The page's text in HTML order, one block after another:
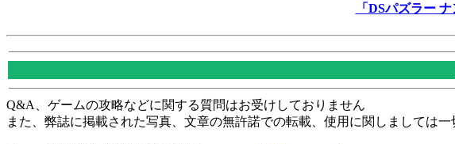
「DSパズラー
Q&A、ゲームの攻略などに関する質問はお受けしておりません
また、弊誌に掲載された写真、文章の無許諾での転載、使用に関しましては